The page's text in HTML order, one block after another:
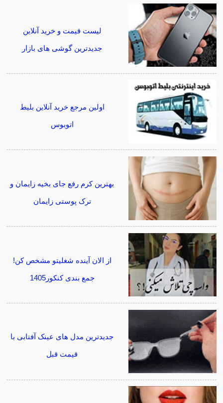
لیست قیمت و خرید آنلاین
جدیدترین گوشی های بازار
اولین مرجع خرید آنلاین بلیط
اتوبوس
بهترین کرم رفع جای بخیه زایمان و
ترک پوستی زایمان
از الان آینده شغلیتو مشخص کن!
جمع بندی کنکور1405
جدیدترین مدل های عینک آفتابی با
قیمت قبل